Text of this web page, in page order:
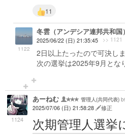
11
1122
冬雲（アンデシア連邦共和国）
2025/06/22 (日) 21:35:45
>> 1121
2日以上たったので可決しま
次の選挙は2025年9月とな
1124
あーねむ 管理人(共同代表)
2025/07/06 (日) 21:58:28
修正
次期管理人選挙